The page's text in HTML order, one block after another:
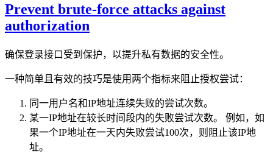
Prevent brute-force attacks against
authorization
确保登录接口受到保护，以提升私有数据的安全性。
一种简单且有效的技巧是使用两个指标来阻止授权尝试：
同一用户名和IP地址连续失败的尝试次数。
某一IP地址在较长时间段内的失败尝试次数。 例如，如
果一个IP地址在一天内失败尝试100次，则阻止该IP地
址。